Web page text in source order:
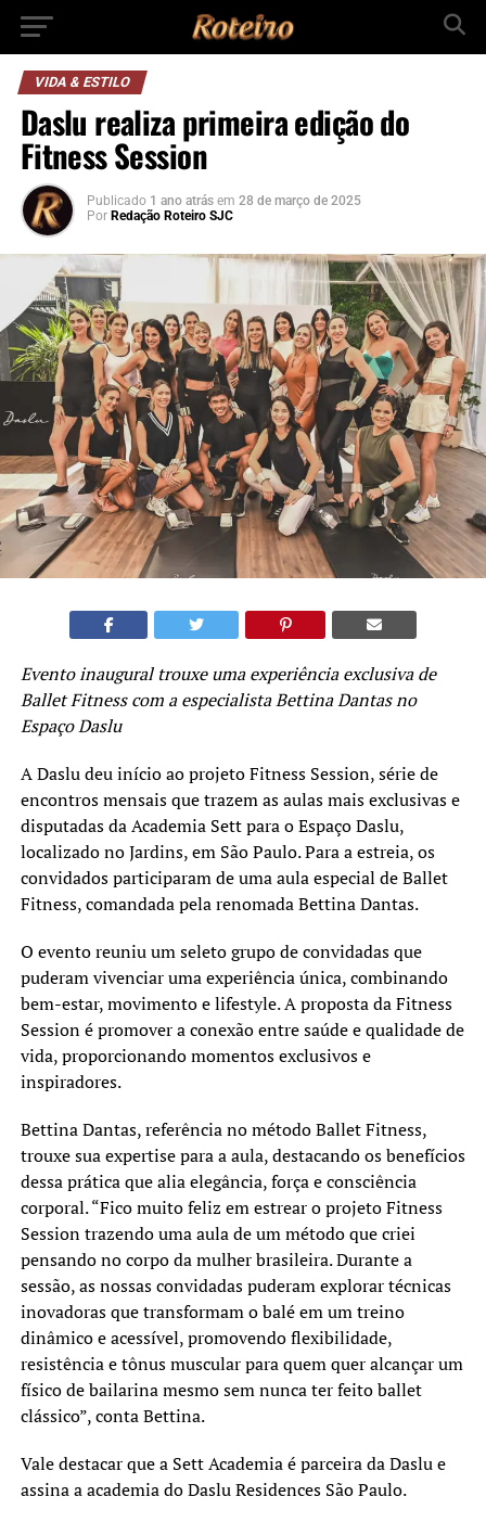
VIDA & ESTILO
Daslu realiza primeira edição do
Fitness Session
Publicado 1 ano atrás em 28 de março de 2025
Por Redação Roteiro SJC
Evento inaugural trouxe uma experiência exclusiva de
Ballet Fitness com a especialista Bettina Dantas no
Espaço Daslu
A Daslu deu início ao projeto Fitness Session, série de
encontros mensais que trazem as aulas mais exclusivas e
disputadas da Academia Sett para o Espaço Daslu,
localizado no Jardins, em São Paulo. Para a estreia, os
convidados participaram de uma aula especial de Ballet
Fitness, comandada pela renomada Bettina Dantas.
O evento reuniu um seleto grupo de convidadas que
puderam vivenciar uma experiência única, combinando
bem-estar, movimento e lifestyle. A proposta da Fitness
Session é promover a conexão entre saúde e qualidade de
vida, proporcionando momentos exclusivos e
inspiradores.
Bettina Dantas, referência no método Ballet Fitness,
trouxe sua expertise para a aula, destacando os benefícios
dessa prática que alia elegância, força e consciência
corporal. “Fico muito feliz em estrear o projeto Fitness
Session trazendo uma aula de um método que criei
pensando no corpo da mulher brasileira. Durante a
sessão, as nossas convidadas puderam explorar técnicas
inovadoras que transformam o balé em um treino
dinâmico e acessível, promovendo flexibilidade,
resistência e tônus muscular para quem quer alcançar um
físico de bailarina mesmo sem nunca ter feito ballet
clássico”, conta Bettina.
Vale destacar que a Sett Academia é parceira da Daslu e
assina a academia do Daslu Residences São Paulo.